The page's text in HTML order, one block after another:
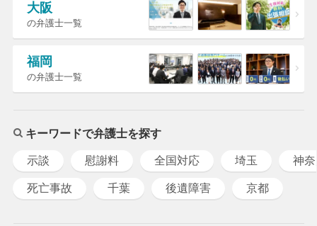
大阪
の弁護士一覧
福岡
の弁護士一覧
キーワードで弁護士を探す
示談 慰謝料 全国対応 埼玉 神
死亡事故 千葉 後遺障害 京都